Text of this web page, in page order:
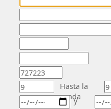
Hasta la
ronda
y